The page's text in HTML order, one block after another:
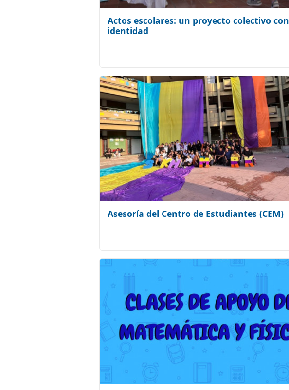
Actos escolares: un proyecto colectivo con
identidad
Asesoría del Centro de Estudiantes (CEM)